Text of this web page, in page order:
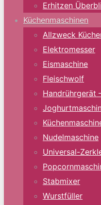
Erhitzen
Küchenmaschinen
Allzweck
Elektromesser
Eismaschine
Fleischwolf
Handrührgerät
Nudelmaschine
Universal-
Stabmixer
Wurstfüller